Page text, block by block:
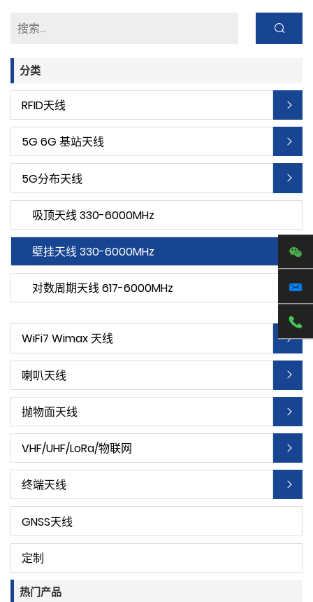
分类
RFID天线
5G 6G 基站天线
5G分布天线
吸顶天线 330-6000MHz
壁挂天线 330-6000MHz
对数周期天线 617-6000MHz
WiFi7 Wimax 天线
喇叭天线
抛物面天线
VHF/UHF/LoRa/物联网
终端天线
GNSS天线
定制
热门产品